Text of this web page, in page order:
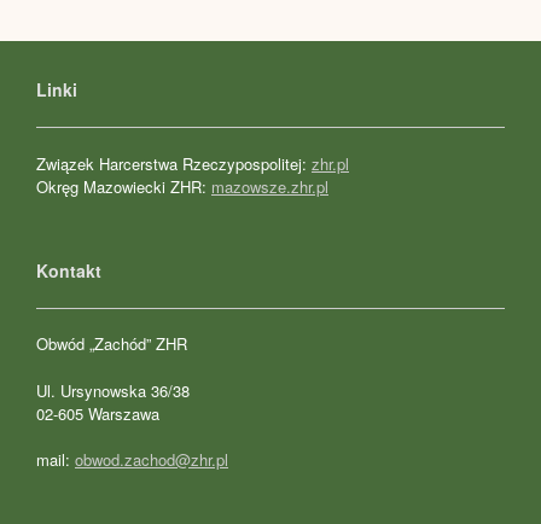
Linki
Związek Harcerstwa Rzeczypospolitej: zhr.pl
Okręg Mazowiecki ZHR: mazowsze.zhr.pl
Kontakt
Obwód „Zachód” ZHR
Ul. Ursynowska 36/38
02-605 Warszawa
mail: obwod.zachod@zhr.pl